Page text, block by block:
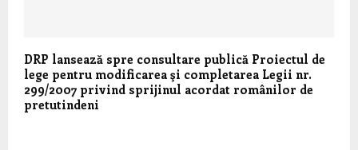
DRP lansează spre consultare publică Proiectul de
lege pentru modificarea şi completarea Legii nr.
299/2007 privind sprijinul acordat românilor de
pretutindeni